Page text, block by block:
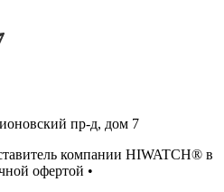
пр-д, дом 7
компании HIWATCH® в
офертой •